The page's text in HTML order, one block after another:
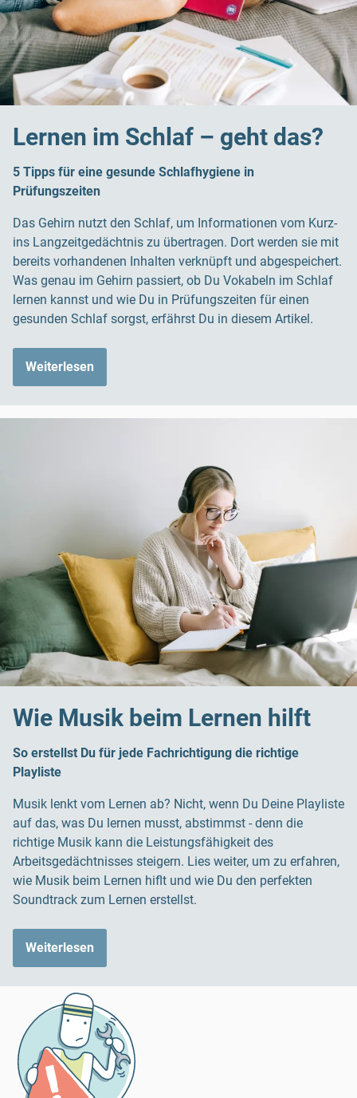
Lernen im Schlaf – geht das?
5 Tipps für eine gesunde Schlafhygiene in
Prüfungszeiten
Das Gehirn nutzt den Schlaf, um Informationen vom Kurz-
ins Langzeitgedächtnis zu übertragen. Dort werden sie mit
bereits vorhandenen Inhalten verknüpft und abgespeichert.
Was genau im Gehirn passiert, ob Du Vokabeln im Schlaf
lernen kannst und wie Du in Prüfungszeiten für einen
gesunden Schlaf sorgst, erfährst Du in diesem Artikel.
Weiterlesen
Wie Musik beim Lernen hilft
So erstellst Du für jede Fachrichtigung die richtige
Playliste
Musik lenkt vom Lernen ab? Nicht, wenn Du Deine Playliste
auf das, was Du lernen musst, abstimmst - denn die
richtige Musik kann die Leistungsfähigkeit des
Arbeitsgedächtnisses steigern. Lies weiter, um zu erfahren,
wie Musik beim Lernen hiflt und wie Du den perfekten
Soundtrack zum Lernen erstellst.
Weiterlesen